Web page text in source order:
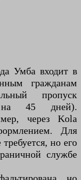
Умба входит в
гражданам
пропуск
на 45 дней).
через Kola
Для
но его
службе